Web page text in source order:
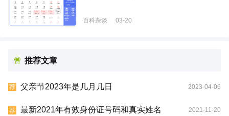
百科杂谈 03-20
推荐文章
荐 父亲节2023年是几月几日 2023-04-06
荐 最新2021年有效身份证号码和真实姓名 2021-11-20